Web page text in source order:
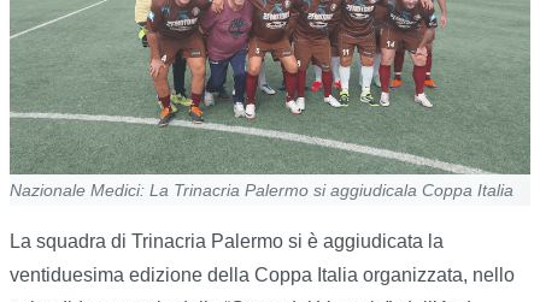
Nazionale Medici: La Trinacria Palermo si aggiudicala Coppa Italia
La squadra di Trinacria Palermo si è aggiudicata la
ventiduesima edizione della Coppa Italia organizzata, nello